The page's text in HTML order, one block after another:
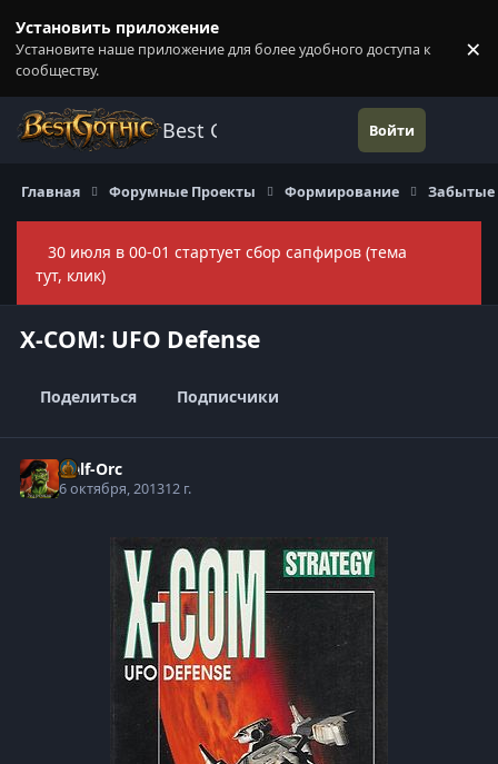
Установить приложение
Установите наше приложение для более удобного доступа к
сообществу.
×
Best Gothic Forums Войти
Главная Форумные Проекты Формирование
30 июля в 00-01 стартует сбор сапфиров (тема
тут, клик)
X-COM: UFO Defense
Поделиться Подписчики
Half-Orc
6 октября, 201312 г.